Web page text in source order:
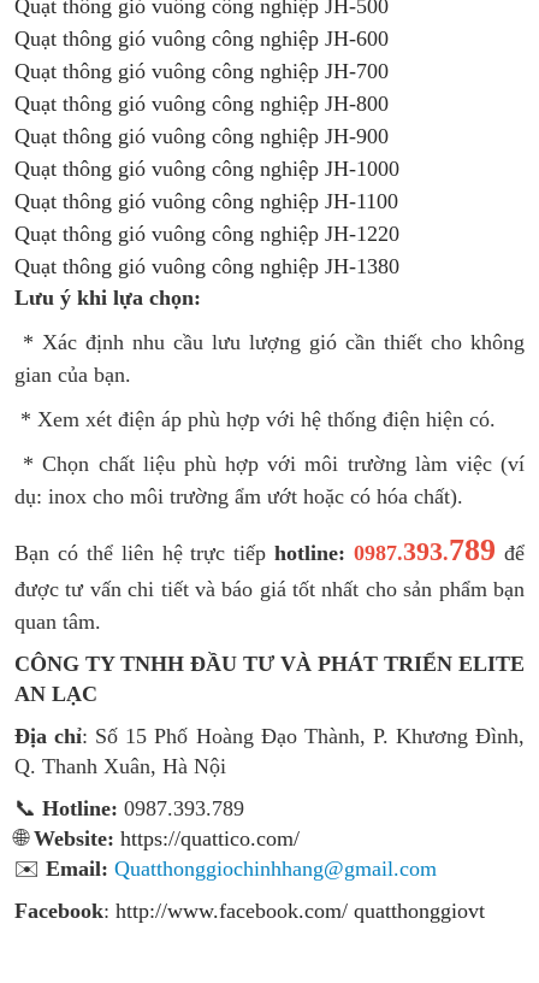
Quạt thông gió vuông công nghiệp JH-500
Quạt thông gió vuông công nghiệp JH-600
Quạt thông gió vuông công nghiệp JH-700
Quạt thông gió vuông công nghiệp JH-800
Quạt thông gió vuông công nghiệp JH-900
Quạt thông gió vuông công nghiệp JH-1000
Quạt thông gió vuông công nghiệp JH-1100
Quạt thông gió vuông công nghiệp JH-1220
Quạt thông gió vuông công nghiệp JH-1380
Lưu ý khi lựa chọn:
* Xác định nhu cầu lưu lượng gió cần thiết cho không
gian của bạn.
* Xem xét điện áp phù hợp với hệ thống điện hiện có.
* Chọn chất liệu phù hợp với môi trường làm việc (ví
dụ: inox cho môi trường ẩm ướt hoặc có hóa chất).
Bạn có thể liên hệ trực tiếphotline:0987.393.789 để
được tư vấn chi tiết và báo giá tốt nhất cho sản phẩm bạn
quan tâm.
CÔNG TY TNHH ĐẦU TƯ VÀ PHÁT TRIỂN ELITE
AN LẠC
Địa chỉ: Số 15 Phố Hoàng Đạo Thành, P. Khương Đình,
Q. Thanh Xuân, Hà Nội
📞 Hotline: 0987.393.789
🌐Website: https://quattico.com/
✉️ Email: Quatthonggiochinhhang@gmail.com
Facebook: http://www.facebook.com/ quatthonggiovt